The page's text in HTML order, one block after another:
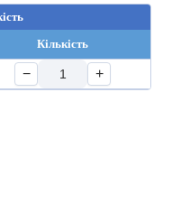
Кількість
− +